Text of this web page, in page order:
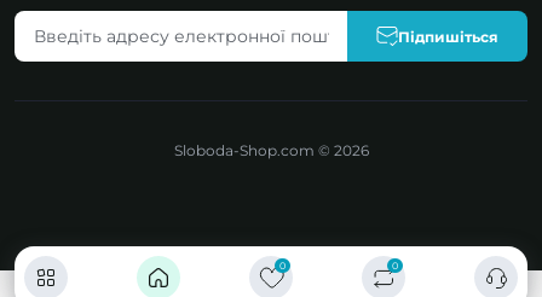
0 0
Підпишіться
Sloboda-Shop.com © 2026